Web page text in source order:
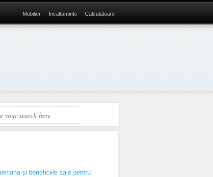
Mobilier Incaltaminte Calculatoare
și beneficiile sale pentru